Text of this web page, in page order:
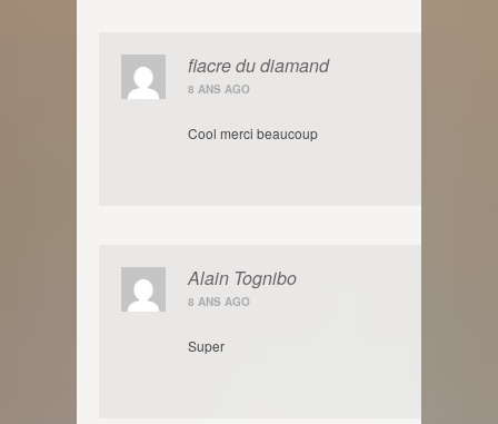
fiacre du diamand
8 ANS AGO
Cool merci beaucoup
Alain Tognibo
8 ANS AGO
Super